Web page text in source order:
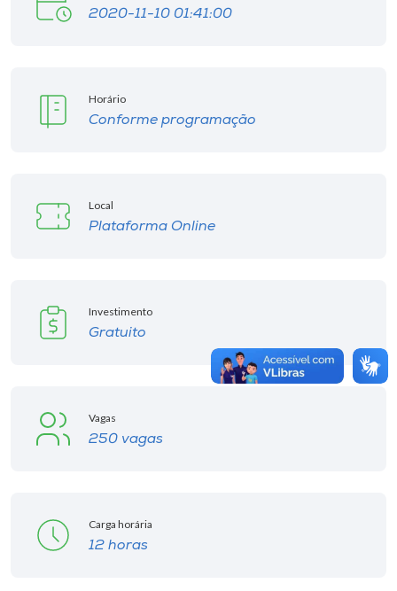
2020-11-10 01:41:00
Horário
Conforme programação
Local
Plataforma Online
Investimento
Gratuito
Vagas
250 vagas
Carga horária
12 horas